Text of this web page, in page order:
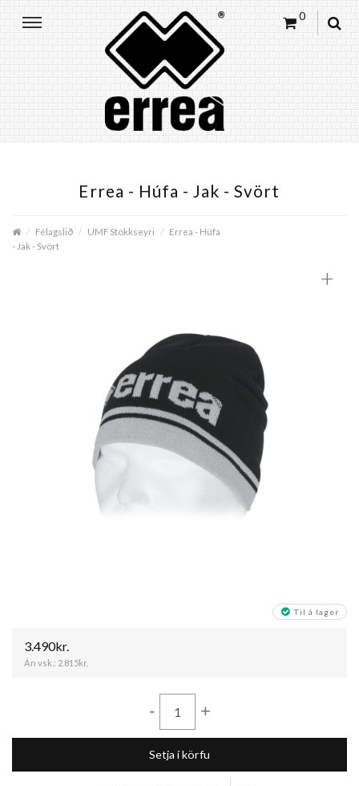
0
Errea - Húfa - Jak - Svört
Félagslið UMF Stokkseyri
Errea - Húfa
- Jak - Svört
+
Til á lager
3.490kr.
Án vsk.: 2.815kr.
- +
Setja í körfu